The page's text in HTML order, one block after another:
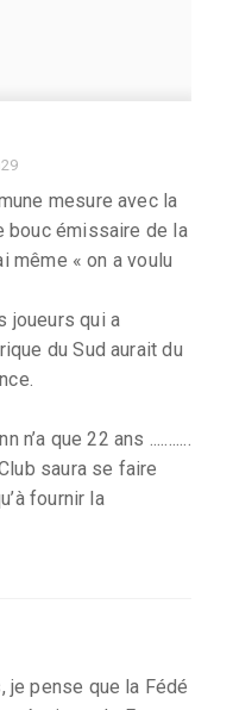
mesure avec la
bouc émissaire de la
« on a voulu
joueurs qui a
du Sud aurait du
n’a que 22 ans ...........
saura se faire
fournir la
je pense que la Fédé